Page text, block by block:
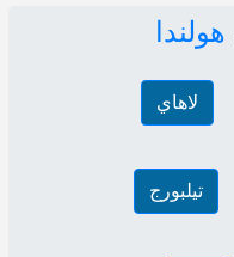
هولندا
لاهاي
تيلبورج